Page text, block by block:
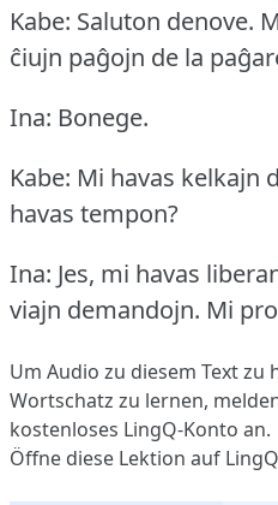
Kabe: Saluton denove.
ĉiujn paĝojn de la
Ina: Bonege.
Kabe: Mi havas kelkajn
havas tempon?
Ina: Jes, mi havas
viajn demandojn. Mi
Um Audio zu diesem Text zu
Wortschatz zu lernen,
kostenloses LingQ-Konto an.
Öffne diese Lektion auf LingQ